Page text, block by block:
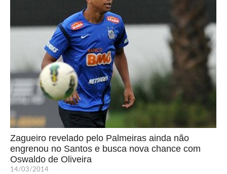
Zagueiro revelado pelo Palmeiras ainda não
engrenou no Santos e busca nova chance com
Oswaldo de Oliveira
14/03/2014